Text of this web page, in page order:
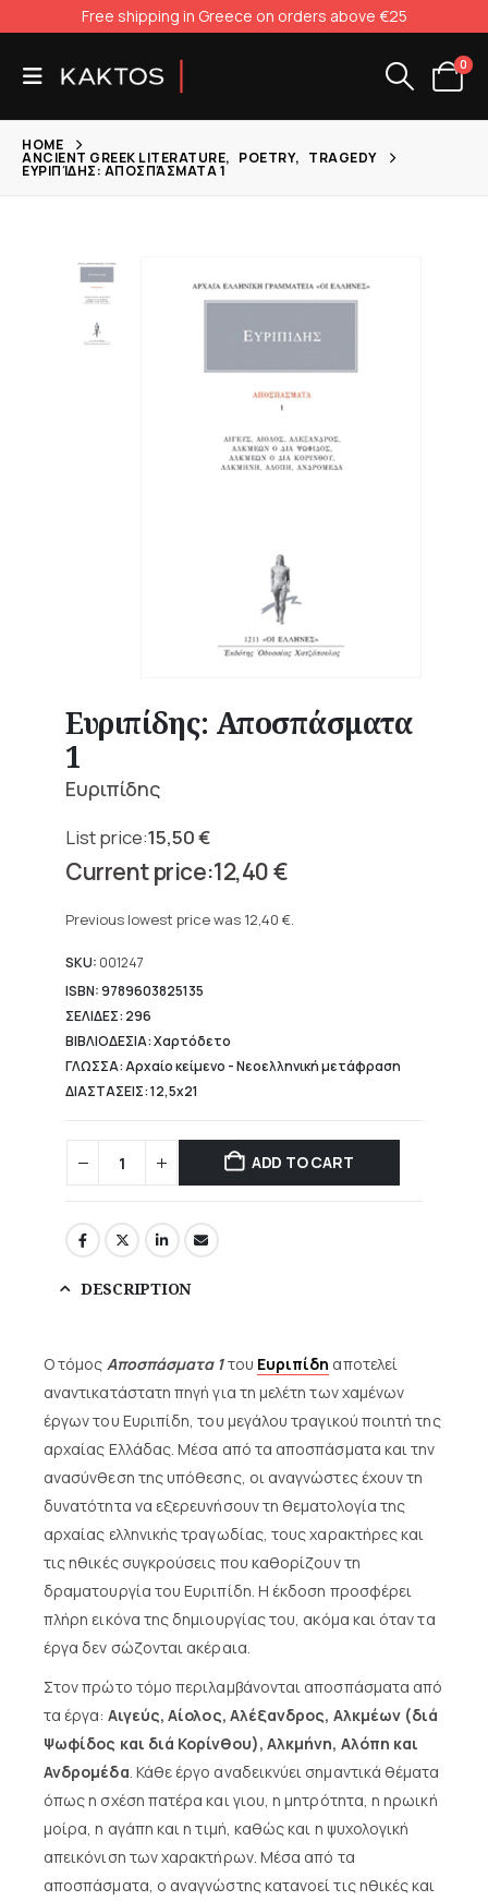
Free shipping in Greece on orders above €25
0
HOME
ANCIENT GREEK LITERATURE, POETRY, TRAGEDY
ΕΥΡΙΠΊΔΗΣ: ΑΠΟΣΠΆΣΜΑΤΑ 1
Ευριπίδης: Αποσπάσματα
1
Ευριπίδης
15,50€
Original
price
15,50 €.
12,40€
price
12,40 €.
Previous lowest price was 12,40 €.
SKU: 001247
ISBN: 9789603825135
ΣΕΛΙΔΕΣ: 296
ΒΙΒΛΙΟΔΕΣΙΑ: Χαρτόδετο
ΓΛΩΣΣΑ: Αρχαίο κείμενο - Νεοελληνική μετάφραση
ΔΙΑΣΤΑΣΕΙΣ: 12,5x21
ADD TO CART
DESCRIPTION
Ο τόμος Αποσπάσματα 1του Ευριπίδη αποτελεί
αναντικατάστατη πηγή για τη μελέτη των χαμένων
έργων του Ευριπίδη, του μεγάλου τραγικού ποιητή της
αρχαίας Ελλάδας. Μέσα από τα αποσπάσματα και την
ανασύνθεση της υπόθεσης, οι αναγνώστες έχουν τη
δυνατότητα να εξερευνήσουν τη θεματολογία της
αρχαίας ελληνικής τραγωδίας, τους χαρακτήρες και
τις ηθικές συγκρούσεις που καθορίζουν τη
δραματουργία του Ευριπίδη. Η έκδοση προσφέρει
πλήρη εικόνα της δημιουργίας του, ακόμα και όταν τα
έργα δεν σώζονται ακέραια.
Στον πρώτο τόμο περιλαμβάνονται αποσπάσματα από
τα έργα: Αιγεύς, Αίολος, Αλέξανδρος, Αλκμέων (διά
Ψωφίδος και διά Κορίνθου), Αλκμήνη, Αλόπη και
Ανδρομέδα . Κάθε έργο αναδεικνύει σημαντικά θέματα
όπως η σχέση πατέρα και γιου, η μητρότητα, η ηρωική
μοίρα, η αγάπη και η τιμή, καθώς και η ψυχολογική
απεικόνιση των χαρακτήρων. Μέσα από τα
αποσπάσματα, ο αναγνώστης κατανοεί τις ηθικές και